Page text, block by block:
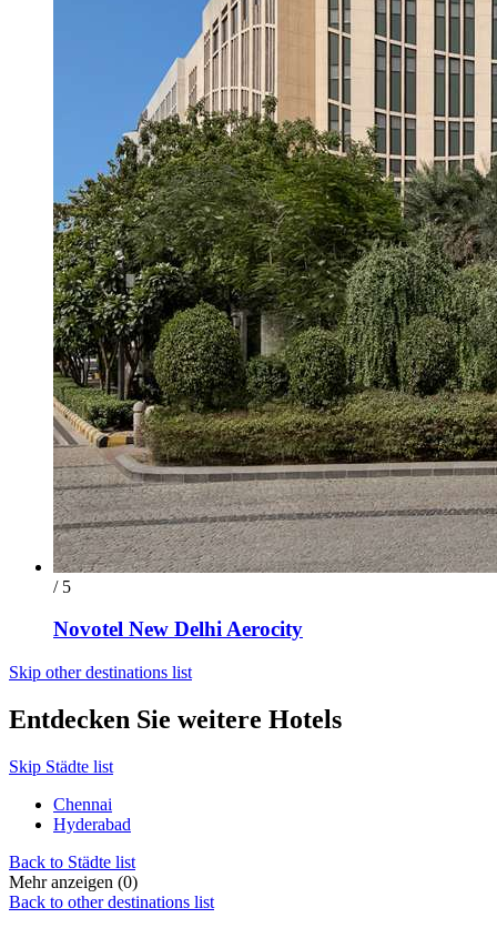
/ 5
Novotel New Delhi Aerocity
Skip other destinations list
Entdecken Sie weitere Hotels
Skip Städte list
Chennai
Hyderabad
Back to Städte list
Mehr anzeigen (0)
Back to other destinations list